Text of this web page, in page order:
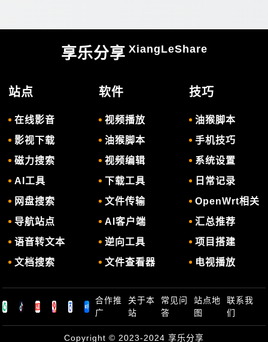
享乐分享 XiangLeShare
站点
在线影音
影视下载
磁力搜索
AI工具
网盘搜索
导航站点
语音转文本
文档搜索
软件
视频播放
油猴脚本
视频编辑
下载工具
文件传输
AI客户端
逆向工具
文件查看器
技巧
油猴脚本
手机技巧
系统设置
日常记录
OpenWrt相关
汇总推荐
项目搭建
电视播放
合作推
广
关于本
站
常见问
答
站点地
图
联系我
们
Copyright © 2023-2024 享乐分享